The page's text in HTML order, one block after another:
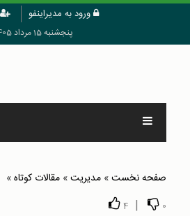
ورود به مدیراینفو
پنجشنبه 15 مرداد 1405
صفحه نخست» مدیریت» مقالات کوتاه»
0
|
4